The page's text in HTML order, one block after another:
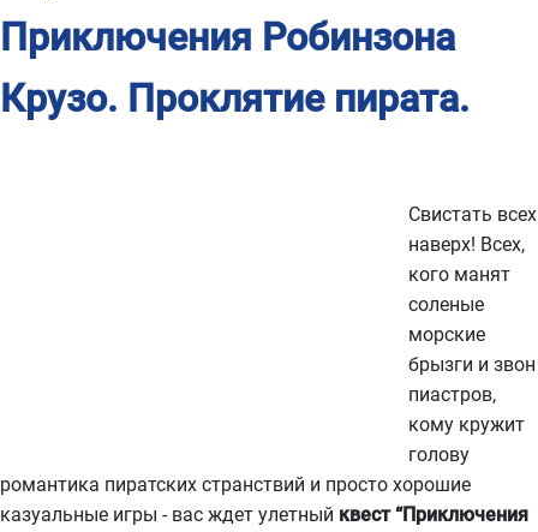
Приключения Робинзона
Крузо. Проклятие пирата.
Свистать всех
наверх! Всех,
кого манят
соленые
морские
брызги и звон
пиастров,
кому кружит
голову
романтика пиратских странствий и просто хорошие
казуальные игры - вас ждет улетный квест “Приключения